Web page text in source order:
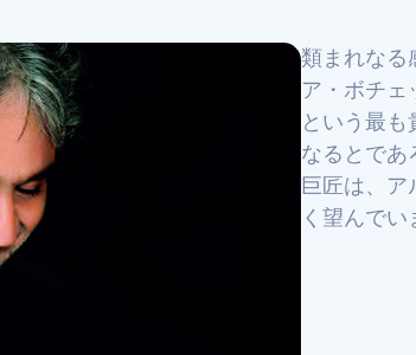
類まれなる
ア・ボチェ
という最
なるとであ
巨匠は、
く望んでい